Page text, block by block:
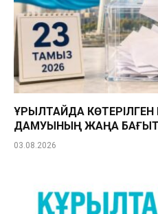
ҚҰРЫЛТАЙДА
ДАМУЫНЫҢ ЖАҢА
03.08.2026